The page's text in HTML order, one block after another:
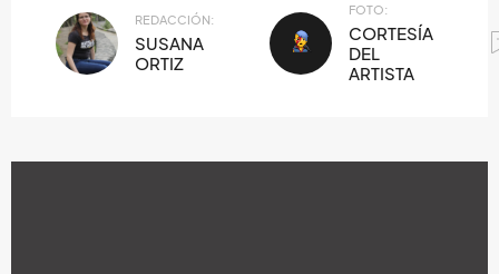
REDACCIÓN:
SUSANA
ORTIZ
FOTO:
CORTESÍA
DEL
ARTISTA